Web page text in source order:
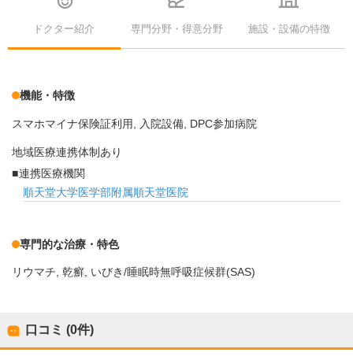
ドクター紹介 専門分野・得意分野 施設・設備の特徴
機能・特徴
スマホマイナ保険証利用 入院設備 DPC参加病院
地域医療連携体制あり
連携医療機関
順天堂大学医学部附属順天堂医院
専門的な治療・特色
リウマチ 乾癬 いびき/睡眠時無呼吸症候群(SAS)
口コミ (0件)